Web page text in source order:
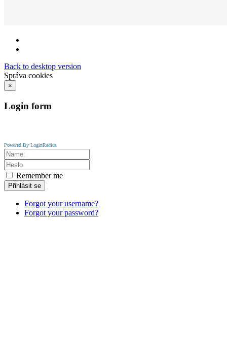
Back to desktop version
Správa cookies
×
Login form
Powered By LoginRadius
Remember me
Přihlásit se
Forgot your username?
Forgot your password?